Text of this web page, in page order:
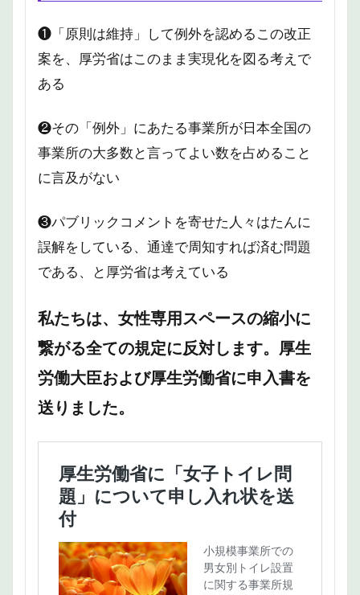
❶「原則は維持」して例外を認めるこの改正
案を、厚労省はこのまま実現化を図る考えで
ある
❷その「例外」にあたる事業所が日本全国の
事業所の大多数と言ってよい数を占めること
に言及がない
❸パブリックコメントを寄せた人々はたんに
誤解をしている、通達で周知すれば済む問題
である、と厚労省は考えている
私たちは、女性専用スペースの縮小に
繋がる全ての規定に反対します。厚生
労働大臣および厚生労働省に申入書を
送りました。